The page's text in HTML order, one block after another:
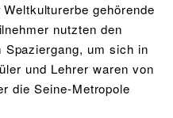
gehörende
nutzten den
Spaziergang, um sich in
und Lehrer waren von
die Seine-Metropole